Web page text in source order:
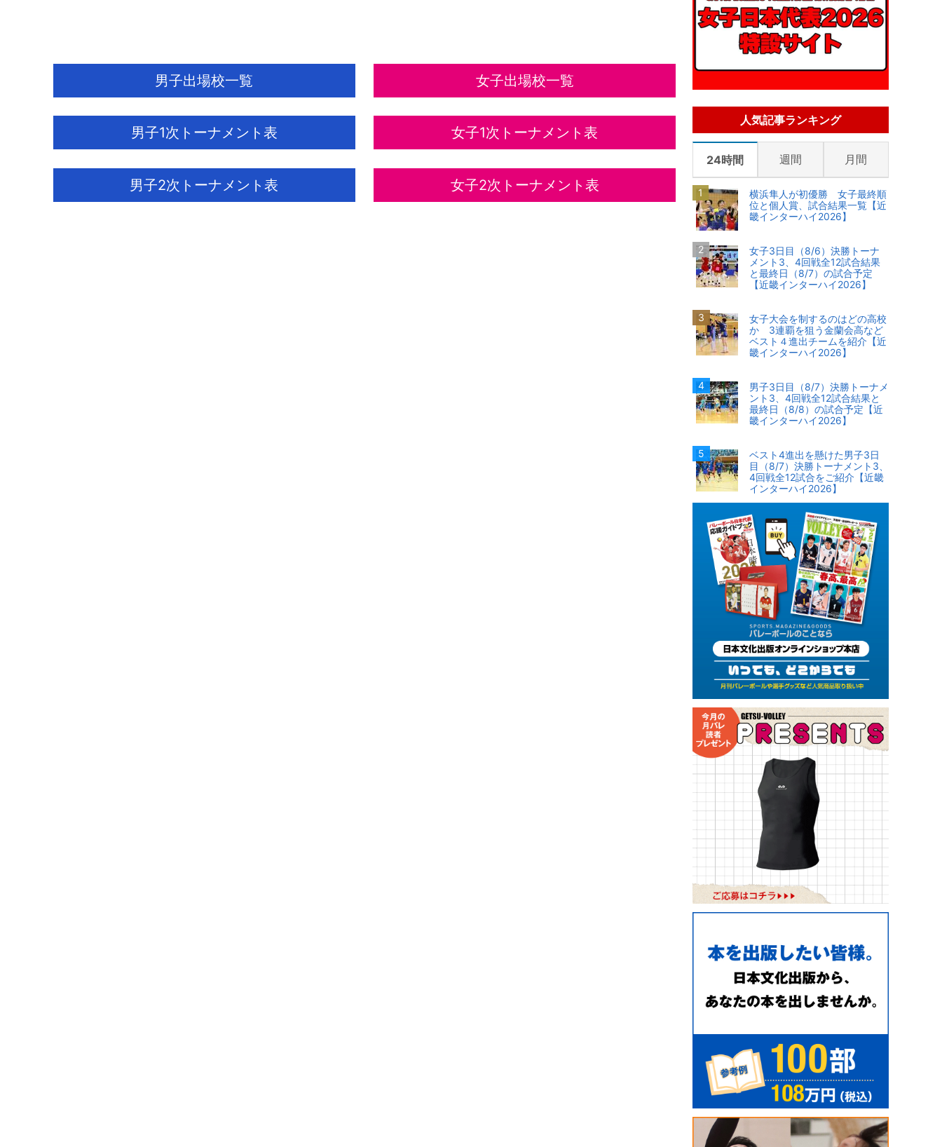
男子出場校一覧 女子出場校一覧
男子1次トーナメント表 女子1次トーナメント表
男子2次トーナメント表 女子2次トーナメント表
人気記事ランキング
24時間 週間 月間
横浜隼人が初優勝 女子最終順
位と個人賞、試合結果一覧【近
畿インターハイ2026】
女子3日目（8/6）決勝トーナ
メント3、4回戦全12試合結果
と最終日（8/7）の試合予定
【近畿インターハイ2026】
女子大会を制するのはどの高校
か 3連覇を狙う金蘭会高など
ベスト４進出チームを紹介【近
畿インターハイ2026】
男子3日目（8/7）決勝トーナメ
ント3、4回戦全12試合結果と
最終日（8/8）の試合予定【近
畿インターハイ2026】
ベスト4進出を懸けた男子3日
目（8/7）決勝トーナメント3、
4回戦全12試合をご紹介【近畿
インターハイ2026】